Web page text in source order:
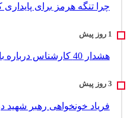
چرا تنگه هرمز برای
هشدار 40 کارشناس درباره باز شدن تنگه هرمز
فریاد خونخواهی رهبر شهید